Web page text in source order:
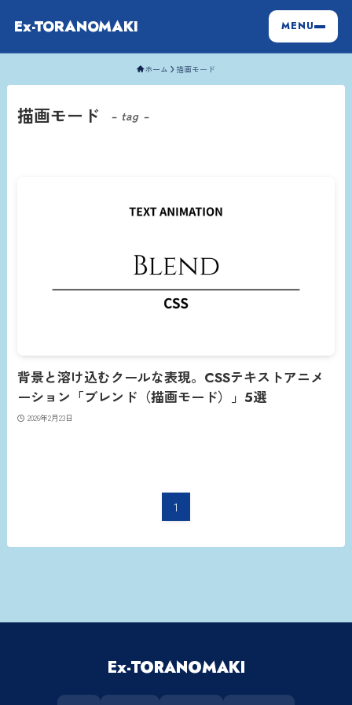
Ex-TORANOMAKI MENU
ホーム 描画モード
描画モード – tag –
背景と溶け込むクールな表現。CSSテキストアニメ
ーション「ブレンド（描画モード）」5選
2026年2月23日
1
Ex-TORANOMAKI